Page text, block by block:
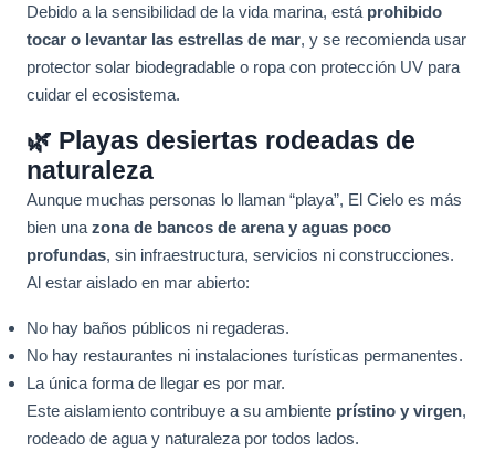
Debido a la sensibilidad de la vida marina, está prohibido
tocar o levantar las estrellas de mar, y se recomienda usar
protector solar biodegradable o ropa con protección UV para
cuidar el ecosistema.
🌿 Playas desiertas rodeadas de
naturaleza
Aunque muchas personas lo llaman “playa”, El Cielo es más
bien una zona de bancos de arena y aguas poco
profundas, sin infraestructura, servicios ni construcciones.
Al estar aislado en mar abierto:
No hay baños públicos ni regaderas.
No hay restaurantes ni instalaciones turísticas permanentes.
La única forma de llegar es por mar.
Este aislamiento contribuye a su ambiente prístino y virgen,
rodeado de agua y naturaleza por todos lados.